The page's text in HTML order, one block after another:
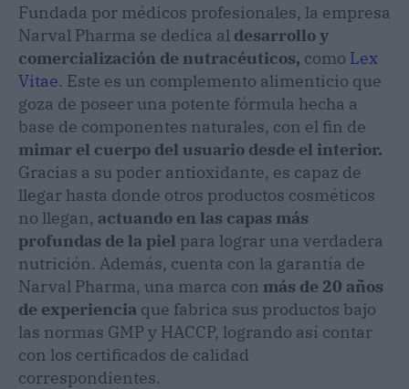
Fundada por médicos profesionales, la empresa
Narval Pharma se dedica al desarrollo y
comercialización de nutracéuticos, como Lex
Vitae. Este es un complemento alimenticio que
goza de poseer una potente fórmula hecha a
base de componentes naturales, con el fin de
mimar el cuerpo del usuario desde el interior.
Gracias a su poder antioxidante, es capaz de
llegar hasta donde otros productos cosméticos
no llegan, actuando en las capas más
profundas de la piel para lograr una verdadera
nutrición. Además, cuenta con la garantía de
Narval Pharma, una marca con más de 20 años
de experiencia que fabrica sus productos bajo
las normas GMP y HACCP, logrando así contar
con los certificados de calidad
correspondientes.